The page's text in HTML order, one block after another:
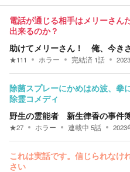
電話が通じる相手はメリーさ
出来るのか？
助けてメリーさん！ 俺、今き
★111 ホラー 完結済 1話
除菌スプレーにかめはめ波、拳
除霊コメディ
野生の霊能者 新生律香の事件
★27 ホラー 連載中 5話 2023
これは実話です。信じられなけ
さい